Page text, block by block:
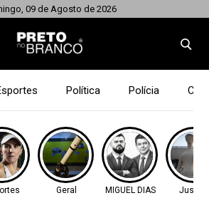
09 de Agosto de 2026
Política Polícia
Geral MIGUEL DIAS Justiça